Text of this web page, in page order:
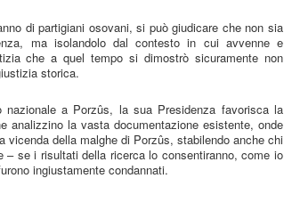
di partigiani osovani, si può giudicare che non sia
ma isolandolo dal contesto in cui avvenne e
che a quel tempo si dimostrò sicuramente non
storica.
a Porzûs, la sua Presidenza favorisca la
analizzino la vasta documentazione esistente, onde
della malghe di Porzûs, stabilendo anche chi
se i risultati della ricerca lo consentiranno, come io
ingiustamente condannati.